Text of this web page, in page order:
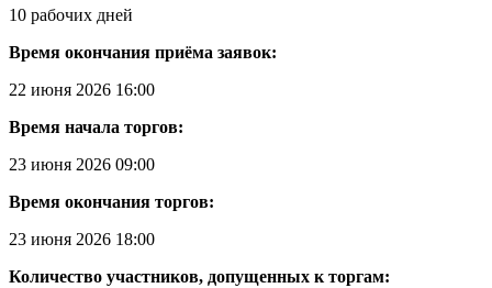
10 рабочих дней
Время окончания приёма заявок:
22 июня 2026 16:00
Время начала торгов:
23 июня 2026 09:00
Время окончания торгов:
23 июня 2026 18:00
Количество участников, допущенных к торгам: